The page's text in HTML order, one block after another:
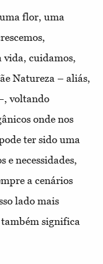
uma flor, uma
vida, cuidamos,
Natureza – aliás,
voltando
onde nos
ter sido uma
e necessidades,
a cenários
lado mais
significa